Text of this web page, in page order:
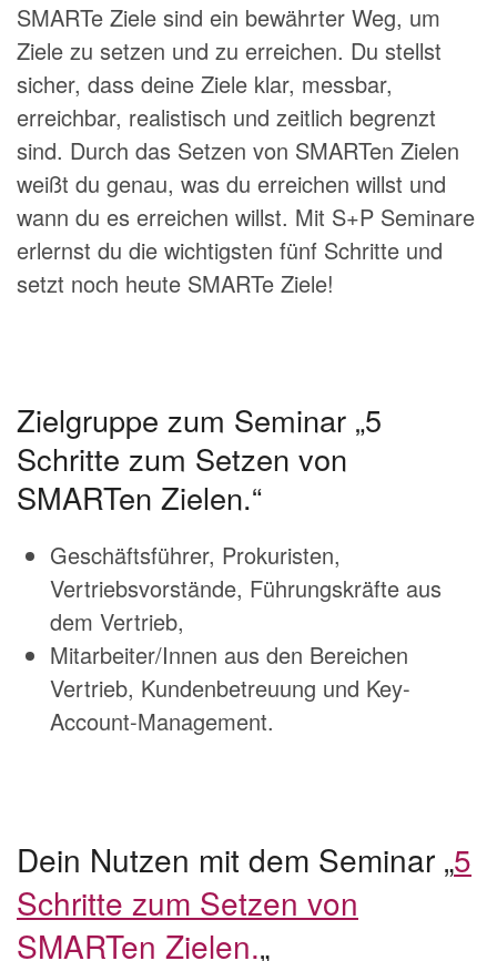
SMARTe Ziele sind ein bewährter Weg, um
Ziele zu setzen und zu erreichen. Du stellst
sicher, dass deine Ziele klar, messbar,
erreichbar, realistisch und zeitlich begrenzt
sind. Durch das Setzen von SMARTen Zielen
weißt du genau, was du erreichen willst und
wann du es erreichen willst. Mit S+P Seminare
erlernst du die wichtigsten fünf Schritte und
setzt noch heute SMARTe Ziele!
Zielgruppe zum Seminar „5
Schritte zum Setzen von
SMARTen Zielen.“
Geschäftsführer, Prokuristen,
Vertriebsvorstände, Führungskräfte aus
dem Vertrieb,
Mitarbeiter/Innen aus den Bereichen
Vertrieb, Kundenbetreuung und Key-
Account-Management.
Dein Nutzen mit dem Seminar „5
Schritte zum Setzen von
SMARTen Zielen.„